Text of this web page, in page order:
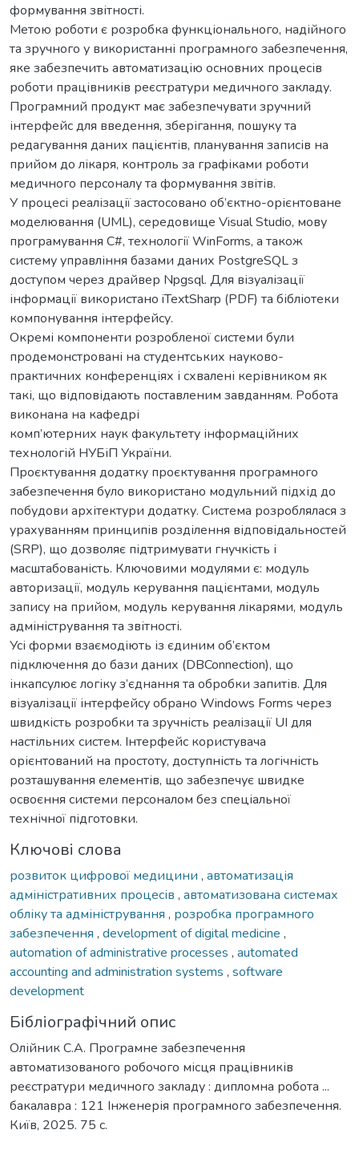
формування звітності.
Метою роботи є розробка функціонального, надійного
та зручного у використанні програмного забезпечення,
яке забезпечить автоматизацію основних процесів
роботи працівників реєстратури медичного закладу.
Програмний продукт має забезпечувати зручний
інтерфейс для введення, зберігання, пошуку та
редагування даних пацієнтів, планування записів на
прийом до лікаря, контроль за графіками роботи
медичного персоналу та формування звітів.
У процесі реалізації застосовано об’єктно-орієнтоване
моделювання (UML), середовище Visual Studio, мову
програмування C#, технології WinForms, а також
систему управління базами даних PostgreSQL з
доступом через драйвер Npgsql. Для візуалізації
інформації використано iTextSharp (PDF) та бібліотеки
компонування інтерфейсу.
Окремі компоненти розробленої системи були
продемонстровані на студентських науково-
практичних конференціях і схвалені керівником як
такі, що відповідають поставленим завданням. Робота
виконана на кафедрі
комп’ютерних наук факультету інформаційних
технологій НУБіП України.
Проєктування додатку проєктування програмного
забезпечення було використано модульний підхід до
побудови архітектури додатку. Система розроблялася з
урахуванням принципів розділення відповідальностей
(SRP), що дозволяє підтримувати гнучкість і
масштабованість. Ключовими модулями є: модуль
авторизації, модуль керування пацієнтами, модуль
запису на прийом, модуль керування лікарями, модуль
адміністрування та звітності.
Усі форми взаємодіють із єдиним об’єктом
підключення до бази даних (DBConnection), що
інкапсулює логіку з’єднання та обробки запитів. Для
візуалізації інтерфейсу обрано Windows Forms через
швидкість розробки та зручність реалізації UI для
настільних систем. Інтерфейс користувача
орієнтований на простоту, доступність та логічність
розташування елементів, що забезпечує швидке
освоєння системи персоналом без спеціальної
технічної підготовки.
Ключові слова
розвиток цифрової медицини , автоматизація
адміністративних процесів , автоматизована системах
обліку та адміністрування , розробка програмного
забезпечення , development of digital medicine ,
automation of administrative processes , automated
accounting and administration systems , software
development
Бібліографічний опис
Олійник С.А. Програмне забезпечення
автоматизованого робочого місця працівників
реєстратури медичного закладу : дипломна робота ...
бакалавра : 121 Інженерія програмного забезпечення.
Київ, 2025. 75 с.